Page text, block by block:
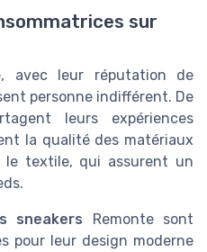
sur
avec leur réputation de
personne indifférent. De
leurs expériences
la qualité des matériaux
textile, qui assurent un
sneakers Remonte sont
pour leur design moderne